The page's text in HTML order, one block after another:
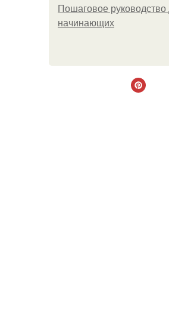
Пошаговое руководство
начинающих